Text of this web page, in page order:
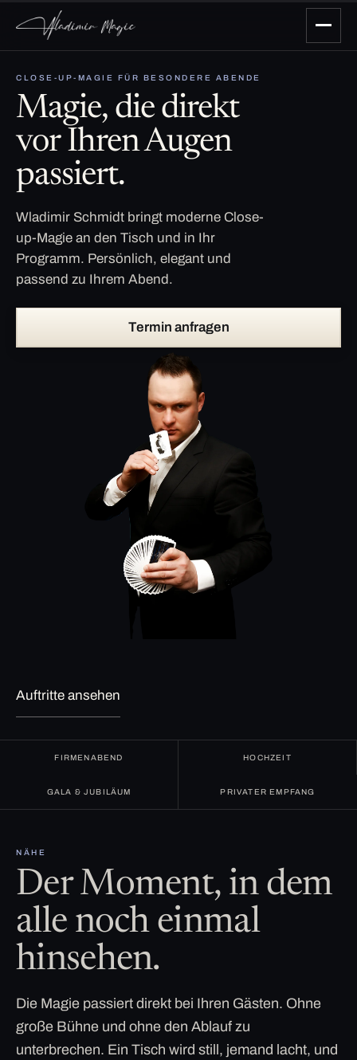
CLOSE-UP-MAGIE FÜR BESONDERE ABENDE
Magie, die direkt
vor Ihren Augen
passiert.
Wladimir Schmidt bringt moderne Close-
up-Magie an den Tisch und in Ihr
Programm. Persönlich, elegant und
passend zu Ihrem Abend.
Termin anfragen
Auftritte ansehen
FIRMENABEND HOCHZEIT
GALA & JUBILÄUM PRIVATER EMPFANG
NÄHE
Der Moment, in dem
alle noch einmal
hinsehen.
Die Magie passiert direkt bei Ihren Gästen. Ohne
große Bühne und ohne den Ablauf zu
unterbrechen. Ein Tisch wird still, jemand lacht, und